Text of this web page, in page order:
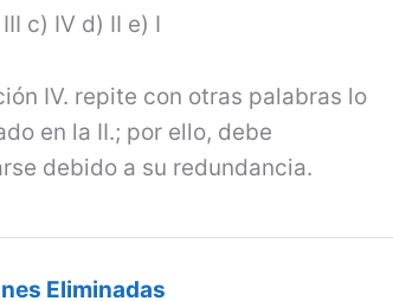
c) IV d) II e) I
IV. repite con otras palabras lo
en la II.; por ello, debe
debido a su redundancia.
Eliminadas